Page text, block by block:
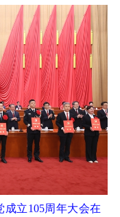
成立105周年大会在